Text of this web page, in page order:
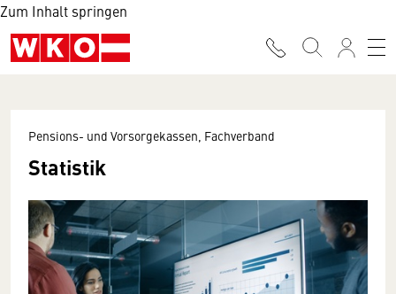
Zum Inhalt springen
Pensions- und Vorsorgekassen, Fachverband
Statistik